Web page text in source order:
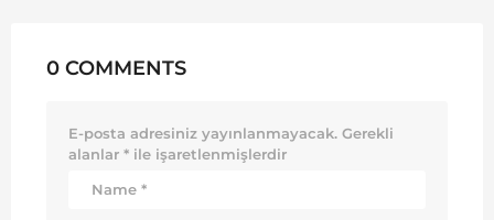
0 COMMENTS
E-posta adresiniz yayınlanmayacak. Gerekli
alanlar * ile işaretlenmişlerdir